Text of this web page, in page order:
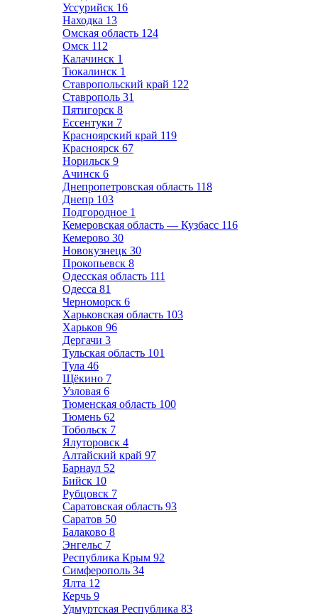
Уссурийск 16
Находка 13
Омская область 124
Омск 112
Калачинск 1
Тюкалинск 1
Ставропольский край 122
Ставрополь 31
Пятигорск 8
Ессентуки 7
Красноярский край 119
Красноярск 67
Норильск 9
Ачинск 6
Днепропетровская область 118
Днепр 103
Подгородное 1
Кемеровская область — Кузбасс 116
Кемерово 30
Новокузнецк 30
Прокопьевск 8
Одесская область 111
Одесса 81
Черноморск 6
Харьковская область 103
Харьков 96
Дергачи 3
Тульская область 101
Тула 46
Щёкино 7
Узловая 6
Тюменская область 100
Тюмень 62
Тобольск 7
Ялуторовск 4
Алтайский край 97
Барнаул 52
Бийск 10
Рубцовск 7
Саратовская область 93
Саратов 50
Балаково 8
Энгельс 7
Республика Крым 92
Симферополь 34
Ялта 12
Керчь 9
Удмуртская Республика 83